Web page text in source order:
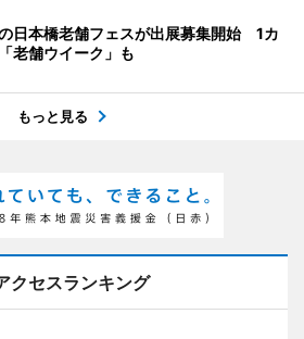
日本橋老舗フェスが出展募集開始 1カ
老舗ウイーク」も
もっと見る
クセスランキング